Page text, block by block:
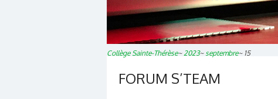
Collège Sainte-Thérèse~2023~septembre~ 15
FORUM S’TEAM